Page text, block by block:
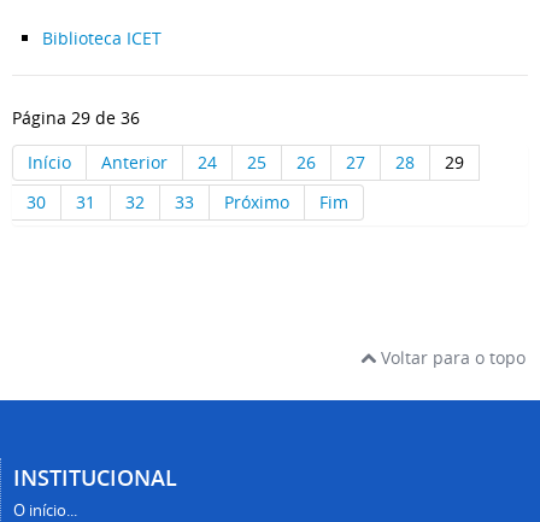
Biblioteca ICET
Página 29 de 36
Início
Anterior 24 25 26 27 28
29
30
31 32 33 Próximo Fim
Voltar para o topo
INSTITUCIONAL
O início...